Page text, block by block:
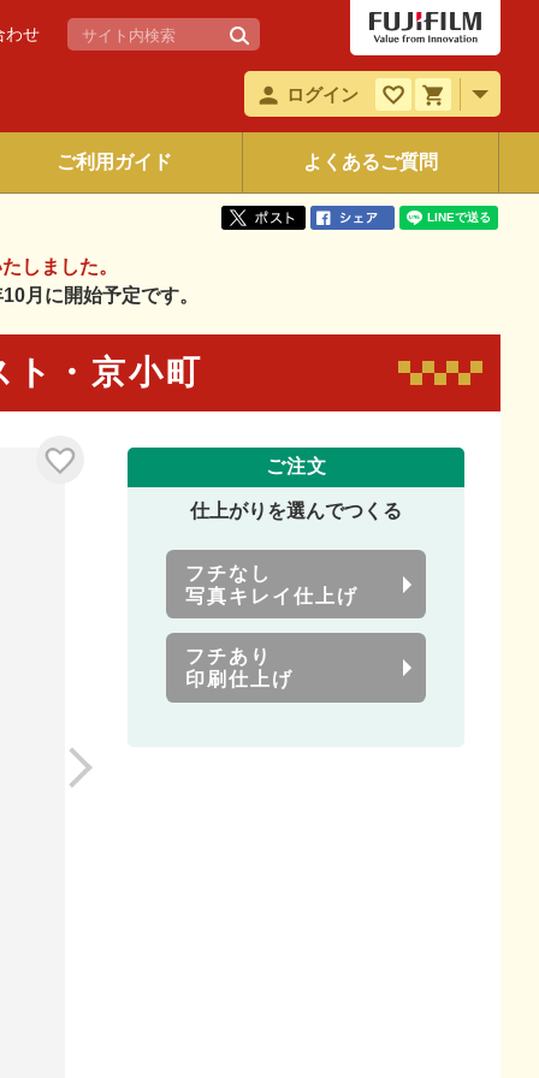
わせ
ログイン
ご利用ガイド よくあるご質問
しました。
月に開始予定です。
・京小町
ご注文
仕上がりを選んでつくる
フチなし
写真キレイ仕上げ
フチあり
印刷仕上げ